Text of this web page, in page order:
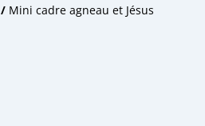
/ Mini cadre agneau et Jésus